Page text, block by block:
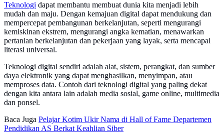
Teknologi dapat membantu membuat dunia kita menjadi lebih
mudah dan maju. Dengan kemajuan digital dapat mendukung dan
mempercepat pembangunan berkelanjutan, seperti mengurangi
kemiskinan ekstrem, mengurangi angka kematian, menawarkan
pertanian berkelanjutan dan pekerjaan yang layak, serta mencapai
literasi universal.
Teknologi digital sendiri adalah alat, sistem, perangkat, dan sumber
daya elektronik yang dapat menghasilkan, menyimpan, atau
memproses data. Contoh dari teknologi digital yang paling dekat
dengan kita antara lain adalah media sosial, game online, multimedia
dan ponsel.
Baca Juga Pelajar Kotim Ukir Nama di Hall of Fame Departemen
Pendidikan AS Berkat Keahlian Siber